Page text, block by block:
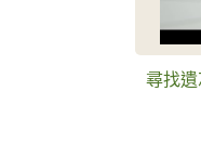
尋找